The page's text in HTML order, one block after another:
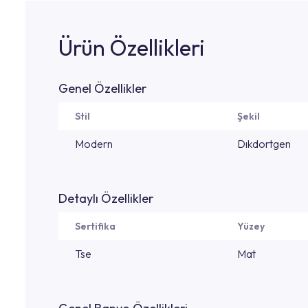
Ürün Özellikleri
Genel Özellikler
Stil Şekil
Modern Dıkdortgen
Detaylı Özellikler
Sertifika Yüzey
Tse Mat